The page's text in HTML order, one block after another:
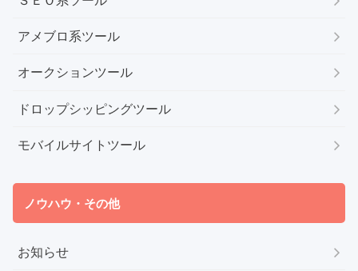
アメブロ系ツール
オークションツール
ドロップシッピングツール
モバイルサイトツール
ノウハウ・その他
お知らせ